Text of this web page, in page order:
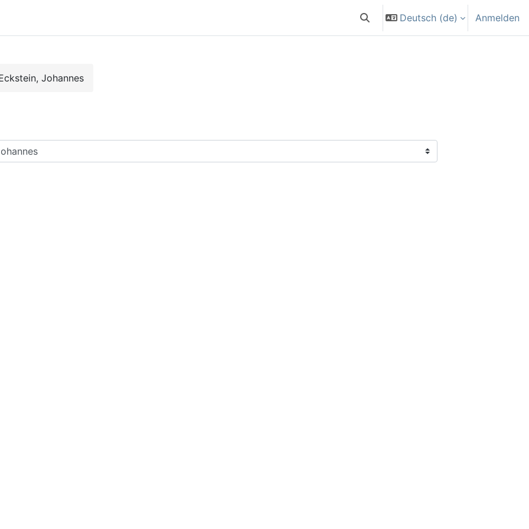
Sucheingabe umschalten
Deutsch ‎(de)‎ Anmelden
Johannes
suchen